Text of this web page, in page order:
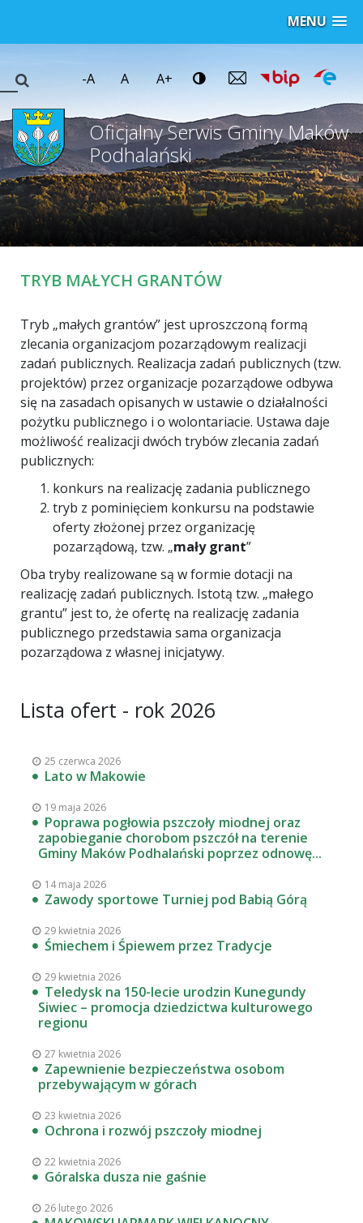
MENU
Oficjalny Serwis Gminy Maków
Podhalański
-A A A+
TRYB MAŁYCH GRANTÓW
Tryb „małych grantów” jest uproszczoną formą
zlecania organizacjom pozarządowym realizacji
zadań publicznych. Realizacja zadań publicznych (tzw.
projektów) przez organizacje pozarządowe odbywa
się na zasadach opisanych w ustawie o działalności
pożytku publicznego i o wolontariacie. Ustawa daje
możliwość realizacji dwóch trybów zlecania zadań
publicznych:
konkurs na realizację zadania publicznego
tryb z pominięciem konkursu na podstawie
oferty złożonej przez organizację
pozarządową, tzw. „mały grant”
Oba tryby realizowane są w formie dotacji na
realizację zadań publicznych. Istotą tzw. „małego
grantu” jest to, że ofertę na realizację zadania
publicznego przedstawia sama organizacja
pozarządowa z własnej inicjatywy.
Lista ofert - rok 2026
25 czerwca 2026
Lato w Makowie
19 maja 2026
Poprawa pogłowia pszczoły miodnej oraz
zapobieganie chorobom pszczół na terenie
Gminy Maków Podhalański poprzez odnowę...
14 maja 2026
Zawody sportowe Turniej pod Babią Górą
29 kwietnia 2026
Śmiechem i Śpiewem przez Tradycje
29 kwietnia 2026
Teledysk na 150-lecie urodzin Kunegundy
Siwiec – promocja dziedzictwa kulturowego
regionu
27 kwietnia 2026
Zapewnienie bezpieczeństwa osobom
przebywającym w górach
23 kwietnia 2026
Ochrona i rozwój pszczoły miodnej
22 kwietnia 2026
Góralska dusza nie gaśnie
26 lutego 2026